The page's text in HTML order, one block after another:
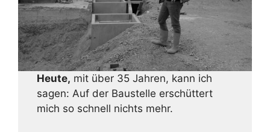
Heute, mit über 35 Jahren, kann ich
sagen: Auf der Baustelle erschüttert
mich so schnell nichts mehr.